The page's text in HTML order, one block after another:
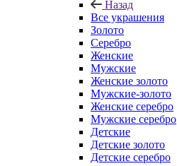
Назад
Все украшения
Золото
Серебро
Женские
Мужские
Женские золото
Мужские-золото
Женские серебро
Мужские серебро
Детские
Детские золото
Детские серебро